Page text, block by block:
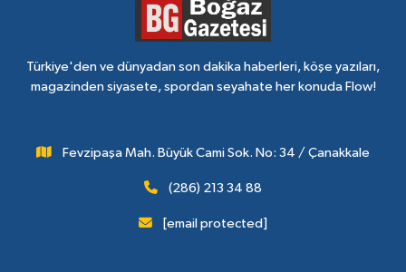
Türkiye'den ve dünyadan son dakika haberleri, köşe yazıları,
magazinden siyasete, spordan seyahate her konuda Flow!
Fevzipaşa Mah. Büyük Cami Sok. No: 34 / Çanakkale
(286) 213 34 88
[email protected]